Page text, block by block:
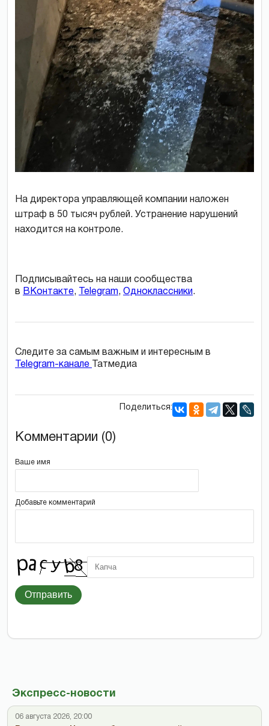
Экспресс-новости
06 августа 2026, 20:00
На директора управляющей компании наложен
штраф в 50 тысяч рублей. Устранение нарушений
находится на контроле.
Подписывайтесь на наши сообщества
в ВКонтакте, Telegram, Одноклассники.
Следите за самым важным и интересным в
Telegram-канале
Татмедиа
Поделиться:
Комментарии (0)
Ваше имя
Добавьте комментарий
Отправить